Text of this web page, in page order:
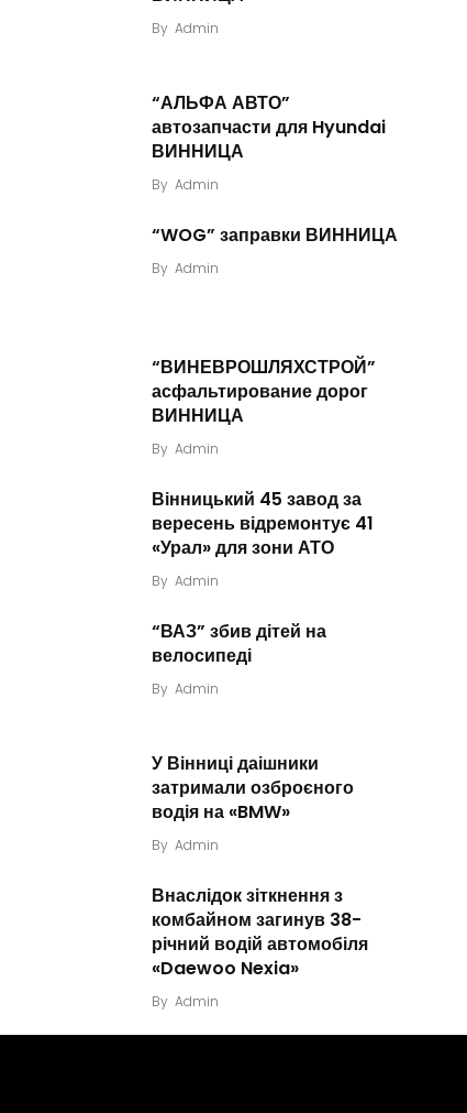
By Admin
“АЛЬФА АВТО”
автозапчасти для Hyundai
ВИННИЦА
By Admin
“WOG” заправки ВИННИЦА
By Admin
“ВИНЕВРОШЛЯХСТРОЙ”
асфальтирование дорог
ВИННИЦА
By Admin
Вінницький 45 завод за
вересень відремонтує 41
«Урал» для зони АТО
By Admin
“ВАЗ” збив дітей на
велосипеді
By Admin
У Вінниці даішники
затримали озброєного
водія на «BMW»
By Admin
Внаслідок зіткнення з
комбайном загинув 38-
річний водій автомобіля
«Daewoo Nexia»
By Admin